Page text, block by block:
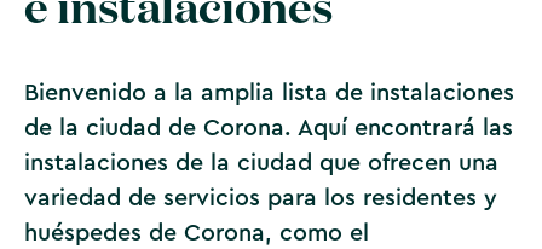
e instalaciones
Bienvenido a la amplia lista de instalaciones
de la ciudad de Corona. Aquí encontrará las
instalaciones de la ciudad que ofrecen una
variedad de servicios para los residentes y
huéspedes de Corona, como el